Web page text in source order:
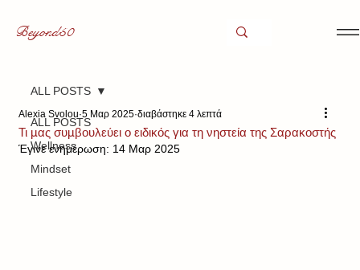
Beyond50
ALL POSTS
Wellness
Mindset
Lifestyle
ALL POSTS
Τι μας συμβουλεύει ο ειδικός για τη νηστεία της Σαρακοστής
Alexia Svolou 5 Μαρ 2025 διαβάστηκε 4 λεπτά
Έγινε ενημέρωση: 14 Μαρ 2025